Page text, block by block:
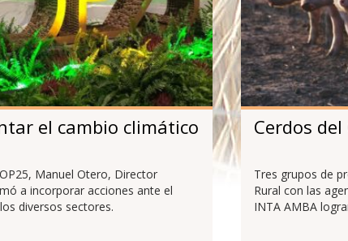
el cambio climático
Manuel Otero, Director
a incorporar acciones ante el
diversos sectores.
Cerdos
Tres grupos de
Rural con las
INTA AMBA